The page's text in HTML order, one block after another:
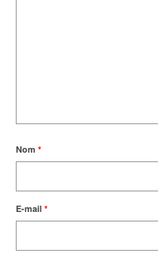
Nom *
E-mail *